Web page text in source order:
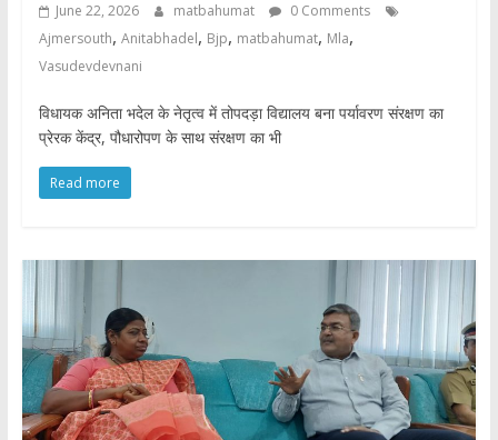
June 22, 2026 matbahumat
0 Comments
Ajmersouth, Anitabhadel, Bjp, matbahumat, Mla,
Vasudevdevnani
विधायक अनिता भदेल के नेतृत्व में तोपदड़ा विद्यालय बना पर्यावरण संरक्षण का
प्रेरक केंद्र, पौधारोपण के साथ संरक्षण का भी
Read more